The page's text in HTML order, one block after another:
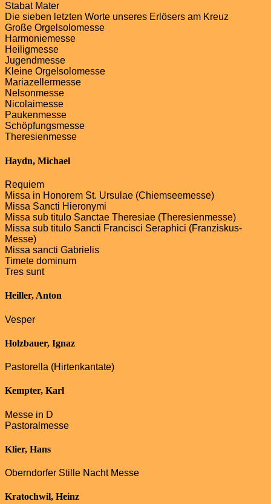
Stabat Mater
Die sieben letzten Worte unseres Erlösers am Kreuz
Große Orgelsolomesse
Harmoniemesse
Heiligmesse
Jugendmesse
Kleine Orgelsolomesse
Mariazellermesse
Nelsonmesse
Nicolaimesse
Paukenmesse
Schöpfungsmesse
Theresienmesse
Haydn, Michael
Requiem
Missa in Honorem St. Ursulae (Chiemseemesse)
Missa Sancti Hieronymi
Missa sub titulo Sanctae Theresiae (Theresienmesse)
Missa sub titulo Sancti Francisci Seraphici (Franziskus-
Messe)
Missa sancti Gabrielis
Timete dominum
Tres sunt
Heiller, Anton
Vesper
Holzbauer, Ignaz
Pastorella (Hirtenkantate)
Kempter, Karl
Messe in D
Pastoralmesse
Klier, Hans
Oberndorfer Stille Nacht Messe
Kratochwil, Heinz